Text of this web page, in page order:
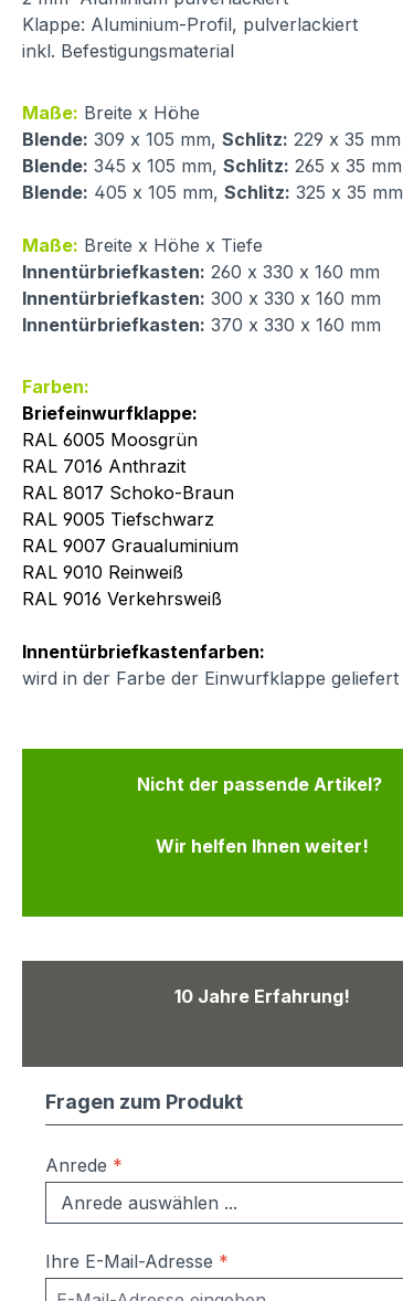
Klappe: Aluminium-Profil, pulverlackiert
inkl. Befestigungsmaterial
Maße: Breite x Höhe
Blende: 309 x 105 mm, Schlitz: 229 x 35 mm
Blende: 345 x 105 mm, Schlitz: 265 x 35 mm
Blende: 405 x 105 mm, Schlitz: 325 x 35 mm
Maße: Breite x Höhe x Tiefe
Innentürbriefkasten: 260 x 330 x 160 mm
Innentürbriefkasten: 300 x 330 x 160 mm
Innentürbriefkasten: 370 x 330 x 160 mm
Farben:
Briefeinwurfklappe:
RAL 6005 Moosgrün
RAL 7016 Anthrazit
RAL 8017 Schoko-Braun
RAL 9005 Tiefschwarz
RAL 9007 Graualuminium
RAL 9010 Reinweiß
RAL 9016 Verkehrsweiß
Innentürbriefkastenfarben:
wird in der Farbe der Einwurfklappe geliefert
Nicht der passende Artikel?
Wir helfen Ihnen weiter!
10 Jahre Erfahrung!
Fragen zum Produkt
Anrede *
Ihre E-Mail-Adresse *